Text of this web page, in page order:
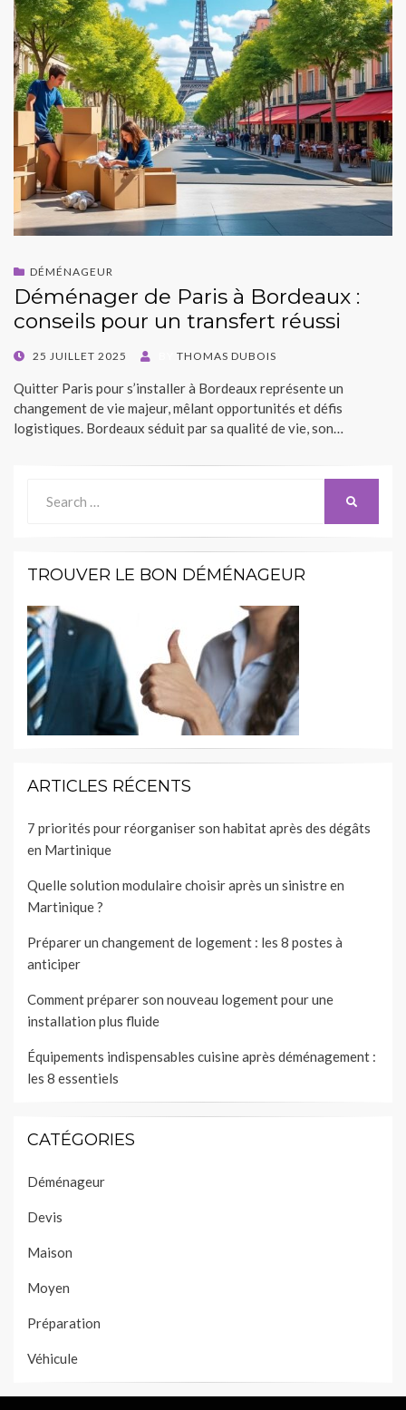
DÉMÉNAGEUR
Déménager de Paris à Bordeaux :
conseils pour un transfert réussi
POSTED
25 JUILLET 2025 THOMAS DUBOIS
Quitter Paris pour s’installer à Bordeaux représente un
changement de vie majeur, mêlant opportunités et défis
logistiques. Bordeaux séduit par sa qualité de vie, son…
for:
TROUVER LE BON DÉMÉNAGEUR
ARTICLES RÉCENTS
7 priorités pour réorganiser son habitat après des dégâts
en Martinique
Quelle solution modulaire choisir après un sinistre en
Martinique ?
Préparer un changement de logement : les 8 postes à
anticiper
Comment préparer son nouveau logement pour une
installation plus fluide
Équipements indispensables cuisine après déménagement :
les 8 essentiels
CATÉGORIES
Déménageur
Devis
Maison
Moyen
Préparation
Véhicule